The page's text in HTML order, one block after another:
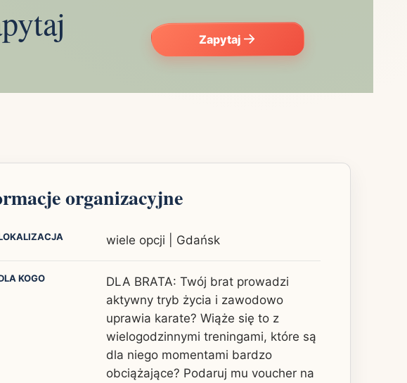
Zapytaj
organizacyjne
wiele opcji | Gdańsk
KOGO
DLA BRATA: Twój brat prowadzi
aktywny tryb życia i zawodowo
uprawia karate? Wiąże się to z
wielogodzinnymi treningami, które są
dla niego momentami bardzo
obciążające? Podaruj mu voucher na